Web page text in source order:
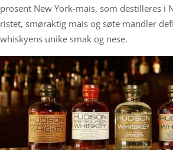
prosent New York-mais, som destilleres i
ristet, smøraktig mais og søte mandler
whiskyens unike smak og nese.